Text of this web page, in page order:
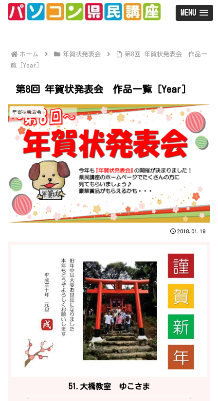
MENU
ホーム 年賀状発表会
第8回 年賀状発表会 作品一
覧［Year］
第8回 年賀状発表会 作品一覧［Year］
年賀状発表会
2018.01.19
51.大橋教室 ゆこさま